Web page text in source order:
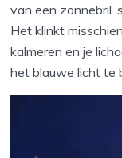
van een zonnebril
Het klinkt
kalmeren en je
het blauwe licht te